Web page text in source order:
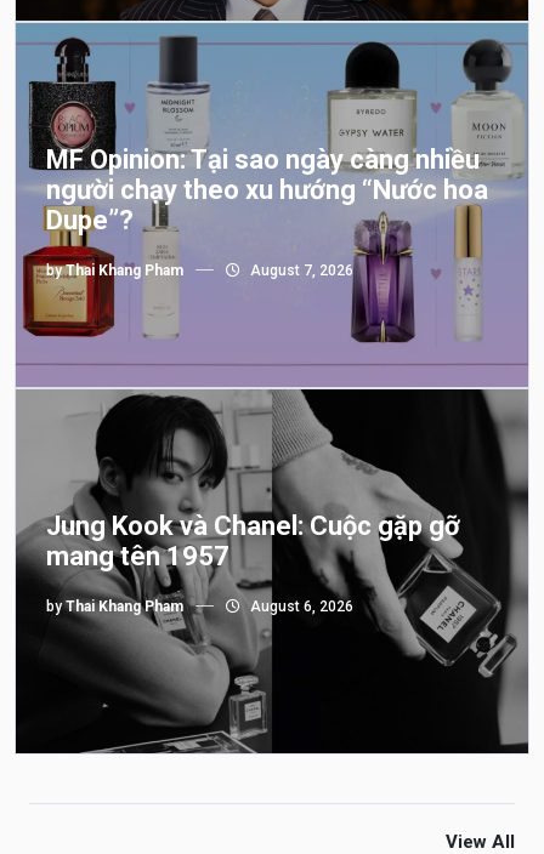
MF Opinion: Tại sao ngày càng nhiều
người chạy theo xu hướng “Nước hoa
Dupe”?
byThai Khang Pham August 7, 2026
Jung Kook và Chanel: Cuộc gặp gỡ
mang tên 1957
byThai Khang Pham August 6, 2026
View All